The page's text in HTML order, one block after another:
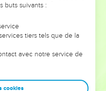
moins les doutes, les erreurs
alors même que ce
façonnés.
et responsables
afin que leurs erreurs
buts suivants :
tiers tels que de la
avec notre service de
cookies